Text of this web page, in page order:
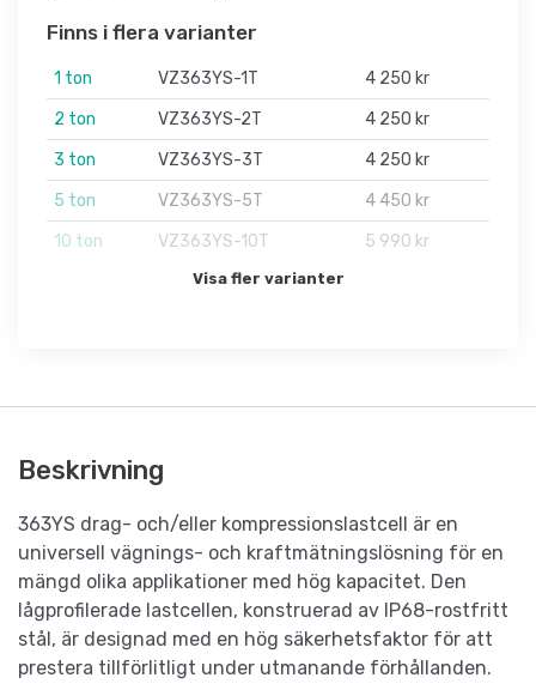
Finns i flera varianter
1 ton VZ363YS-1T
4 250 kr
2 ton
VZ363YS-2T
4 250 kr
3 ton
VZ363YS-3T
4 250 kr
5 ton
VZ363YS-5T
4 450 kr
10 ton
VZ363YS-10T 5 990 kr
Visa fler varianter
Beskrivning
363YS drag- och/eller kompressionslastcell är en
universell vägnings- och kraftmätningslösning för en
mängd olika applikationer med hög kapacitet. Den
lågprofilerade lastcellen, konstruerad av IP68-rostfritt
stål, är designad med en hög säkerhetsfaktor för att
prestera tillförlitligt under utmanande förhållanden.